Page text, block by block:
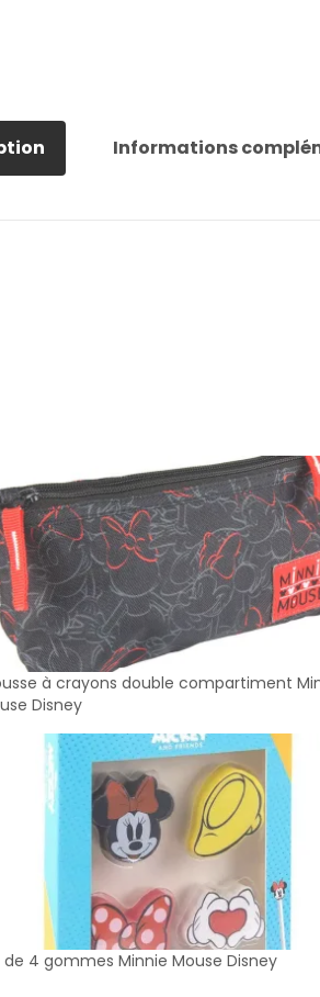
Informations
à crayons double compartiment
Disney
de 4 gommes Minnie Mouse Disney